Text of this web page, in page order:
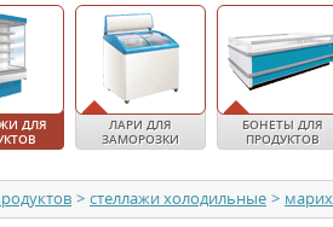
ДЛЯ
ЛАРИ ДЛЯ
ЗАМОРОЗКИ
БОНЕТЫ ДЛЯ
ПРОДУКТОВ
> стеллажи холодильные >